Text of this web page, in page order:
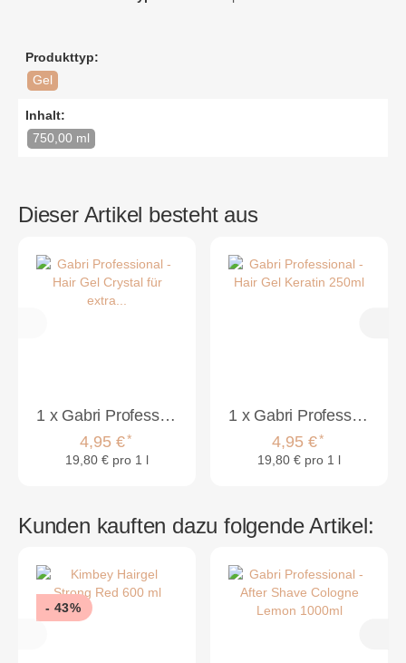
Produkttyp:
Gel
Inhalt:
750,00 ml
Dieser Artikel besteht aus
1 x Gabri Professional - Hair Gel Crystal für extra Glanz 250ml
4,95 €*
19,80 € pro 1 l
1 x Gabri Professional - Hair Gel Keratin 250ml
4,95 €*
19,80 € pro 1 l
Kunden kauften dazu folgende Artikel:
- 43%